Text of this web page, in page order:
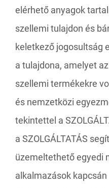
elérhető anyagok
szellemi tulajdon és
keletkező jogosultság
a tulajdona, amelyet
szellemi termékekre
és nemzetközi
tekintettel a
a SZOLGÁLTATÁS
üzemeltethető egyedi
alkalmazások